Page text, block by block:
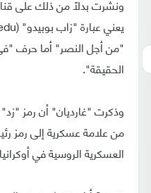
ونشرت بدلًا من ذلك على
الحقيقة".
وذكرت "غارديان" أن رمز
من علامة عسكرية إلى رمز
العسكرية الروسية في